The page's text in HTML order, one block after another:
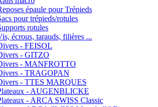
épaule pour Trépieds
pour trépieds/rotules
rotules
écrous, tarauds, filières ...
- FEISOL
- GITZO
- MANFROTTO
- TRAGOPAN
- TTES MARQUES
- AUGENBLICKE
- ARCA SWISS Classic